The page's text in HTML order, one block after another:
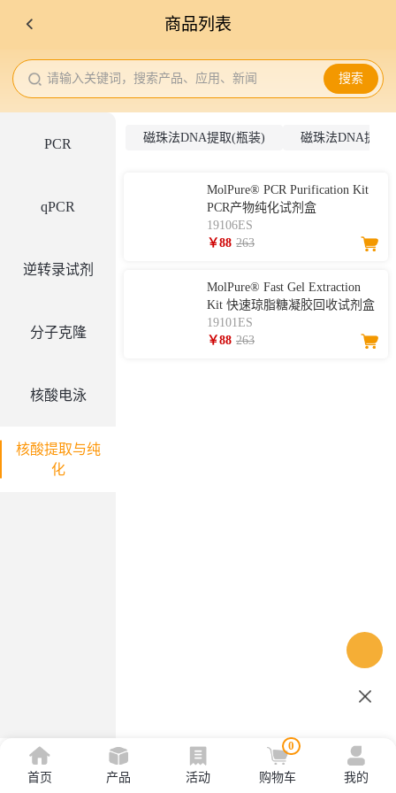
商品列表
请输入关键词，搜索产品、应用、新闻 搜索
PCR
qPCR
逆转录试剂
分子克隆
核酸电泳
核酸提取与纯
化
磁珠法DNA提取(瓶装) 磁珠法DNA提取(
MolPure® PCR Purification Kit
PCR产物纯化试剂盒
19106ES
￥88 263
MolPure® Fast Gel Extraction
Kit 快速琼脂糖凝胶回收试剂盒
19101ES
￥88 263
首页 产品 活动
0
购物车 我的